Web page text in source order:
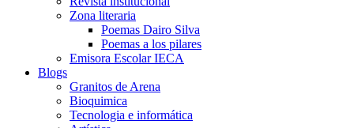
Zona literaria
Poemas Dairo Silva
Poemas a los pilares
Emisora Escolar IECA
Blogs
Granitos de Arena
Bioquimica
Tecnologia e informática